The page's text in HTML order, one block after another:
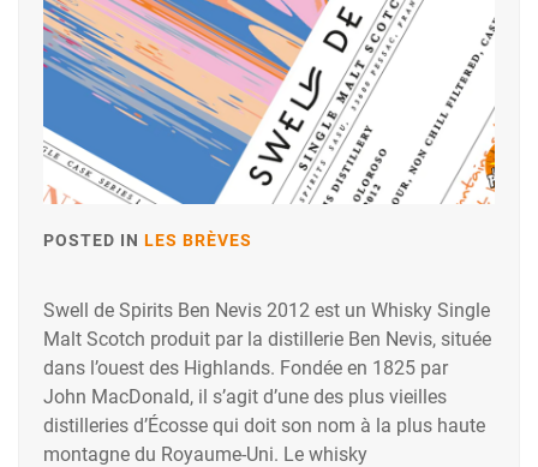
POSTED IN LES BRÈVES
Swell de Spirits Ben Nevis 2012 est un Whisky Single
Malt Scotch produit par la distillerie Ben Nevis, située
dans l’ouest des Highlands. Fondée en 1825 par
John MacDonald, il s’agit d’une des plus vieilles
distilleries d’Écosse qui doit son nom à la plus haute
montagne du Royaume-Uni. Le whisky